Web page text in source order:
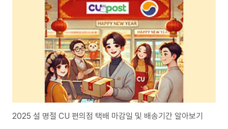
낮 12시신선 식품 마감23일(목)23일(목)정상 운영31일(금)31일(금) 일반 택
배는 24일(금) 낮 12시까지 접수를 받으며, 신선 식품은 하루 빠른 23일(목)
2025 설 명절 CU 편의점 택배 마감일 및 배송기간 알아보기